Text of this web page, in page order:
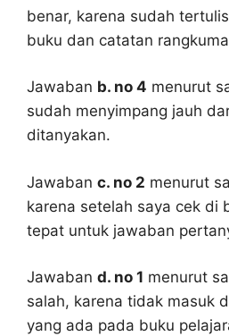
benar, karena sudah
buku dan catatan
Jawaban b. no 4 menurut
sudah menyimpang jauh
ditanyakan.
Jawaban c. no 2 menurut
karena setelah saya cek di
tepat untuk jawaban
Jawaban d. no 1 menurut
salah, karena tidak masuk
yang ada pada buku